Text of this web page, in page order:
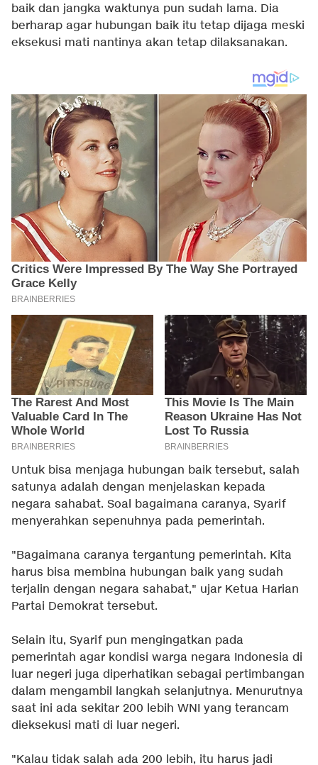
baik dan jangka waktunya pun sudah lama. Dia
berharap agar hubungan baik itu tetap dijaga meski
eksekusi mati nantinya akan tetap dilaksanakan.
Untuk bisa menjaga hubungan baik tersebut, salah
satunya adalah dengan menjelaskan kepada
negara sahabat. Soal bagaimana caranya, Syarif
menyerahkan sepenuhnya pada pemerintah.
"Bagaimana caranya tergantung pemerintah. Kita
harus bisa membina hubungan baik yang sudah
terjalin dengan negara sahabat," ujar Ketua Harian
Partai Demokrat tersebut.
Selain itu, Syarif pun mengingatkan pada
pemerintah agar kondisi warga negara Indonesia di
luar negeri juga diperhatikan sebagai pertimbangan
dalam mengambil langkah selanjutnya. Menurutnya
saat ini ada sekitar 200 lebih WNI yang terancam
dieksekusi mati di luar negeri.
"Kalau tidak salah ada 200 lebih, itu harus jadi